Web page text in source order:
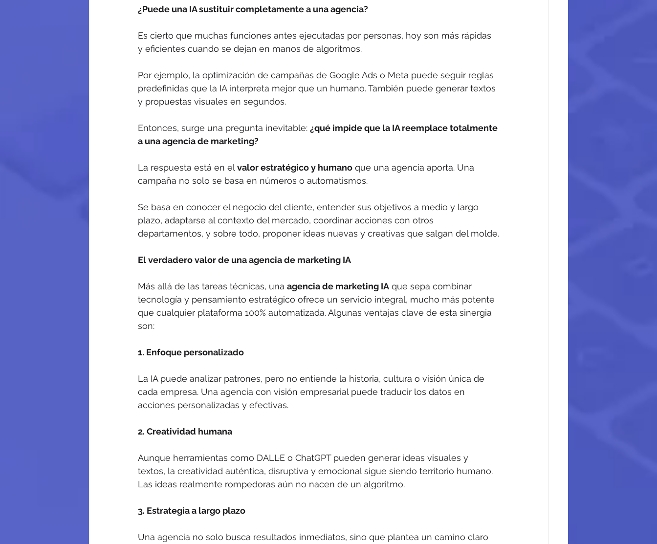
¿Puede una IA sustituir completamente a una agencia?
Es cierto que muchas funciones antes ejecutadas por personas, hoy son más rápidas
y eficientes cuando se dejan en manos de algoritmos.
Por ejemplo, la optimización de campañas de Google Ads o Meta puede seguir reglas
predefinidas que la IA interpreta mejor que un humano. También puede generar textos
y propuestas visuales en segundos.
Entonces, surge una pregunta inevitable: ¿qué impide que la IA reemplace totalmente
a una agencia de marketing?
La respuesta está en el valor estratégico y humano que una agencia aporta. Una
campaña no solo se basa en números o automatismos.
Se basa en conocer el negocio del cliente, entender sus objetivos a medio y largo
plazo, adaptarse al contexto del mercado, coordinar acciones con otros
departamentos, y sobre todo, proponer ideas nuevas y creativas que salgan del molde.
El verdadero valor de una agencia de marketing IA
Más allá de las tareas técnicas, una agencia de marketing IA que sepa combinar
tecnología y pensamiento estratégico ofrece un servicio integral, mucho más potente
que cualquier plataforma 100% automatizada. Algunas ventajas clave de esta sinergia
son:
1. Enfoque personalizado
La IA puede analizar patrones, pero no entiende la historia, cultura o visión única de
cada empresa. Una agencia con visión empresarial puede traducir los datos en
acciones personalizadas y efectivas.
2. Creatividad humana
Aunque herramientas como DALL·E o ChatGPT pueden generar ideas visuales y
textos, la creatividad auténtica, disruptiva y emocional sigue siendo territorio humano.
Las ideas realmente rompedoras aún no nacen de un algoritmo.
3. Estrategia a largo plazo
Una agencia no solo busca resultados inmediatos, sino que plantea un camino claro